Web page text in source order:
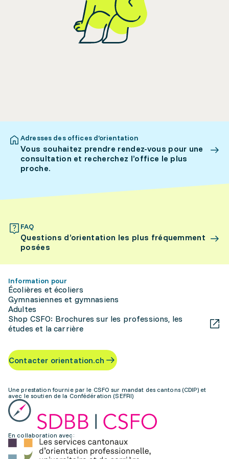
Adresses des offices d’orientation
Vous souhaitez prendre rendez-vous pour une
consultation et recherchez l’office le plus
proche.
FAQ
Questions d’orientation les plus fréquemment
posées
Information pour
Écolières et écoliers
Gymnasiennes et gymnasiens
Adultes
Shop CSFO: Brochures sur les professions, les
études et la carrière
Contacter orientation.ch
Une prestation fournie par le CSFO sur mandat des cantons (CDIP) et
avec le soutien de la Confédération (SEFRI)
En collaboration avec: